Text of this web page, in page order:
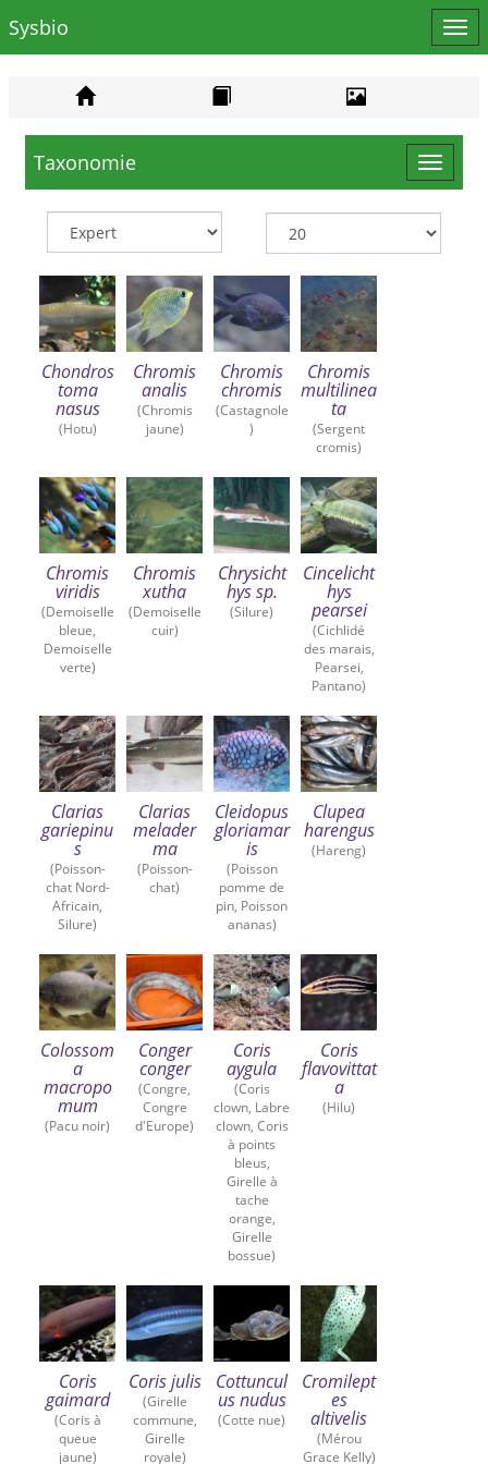
le
Sysbio
Toggle
Taxonomie
Chondros
toma
nasus
(Hotu)
Chromis
analis
(Chromis
jaune)
Chromis
chromis
(Castagnole
)
Chromis
multilinea
ta
(Sergent
cromis)
Chromis
viridis
(Demoiselle
bleue,
Demoiselle
verte)
Chromis
xutha
(Demoiselle
cuir)
Chrysicht
hys sp.
(Silure)
Cincelicht
hys
pearsei
(Cichlidé
des marais,
Pearsei,
Pantano)
Clarias
gariepinu
s
(Poisson-
chat Nord-
Africain,
Silure)
Clarias
melader
ma
(Poisson-
chat)
Cleidopus
gloriamar
is
(Poisson
pomme de
pin, Poisson
ananas)
Clupea
harengus
(Hareng)
Colossom
a
macropo
mum
(Pacu noir)
Conger
conger
(Congre,
Congre
d'Europe)
Coris
aygula
(Coris
clown, Labre
clown, Coris
à points
bleus,
Girelle à
tache
orange,
Girelle
bossue)
Coris
flavovittat
a
(Hilu)
Coris
gaimard
(Coris à
queue
jaune)
Coris julis
(Girelle
commune,
Girelle
royale)
Cottuncul
us nudus
(Cotte nue)
Cromilept
es
altivelis
(Mérou
Grace Kelly)